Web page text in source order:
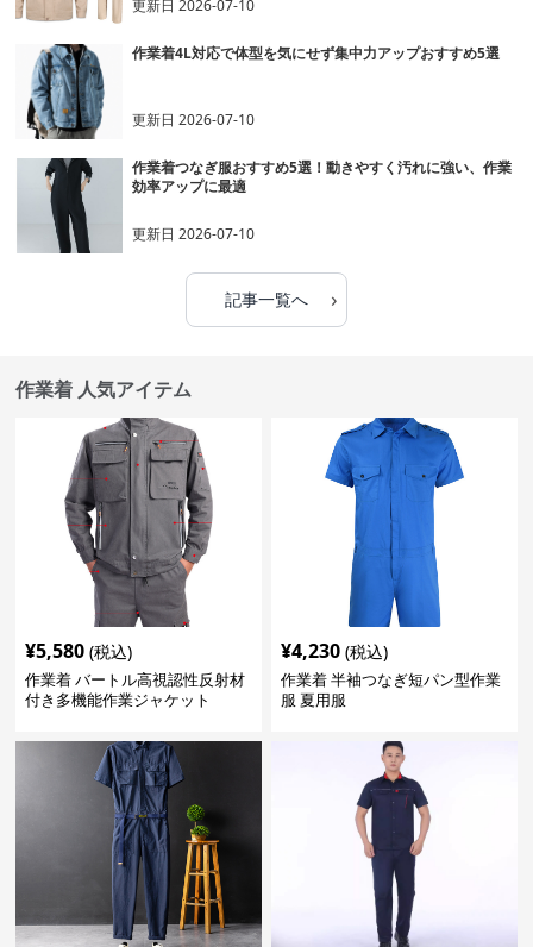
更新日2026-07-10
作業着4L対応で体型を気にせず集中力アップおすすめ5選
更新日2026-07-10
作業着つなぎ服おすすめ5選！動きやすく汚れに強い、作業
効率アップに最適
更新日2026-07-10
記事一覧へ ›
作業着 人気アイテム
¥5,580 (税込)
作業着 バートル高視認性反射材
付き多機能作業ジャケット
¥4,230 (税込)
作業着 半袖つなぎ短パン型作業
服 夏用服